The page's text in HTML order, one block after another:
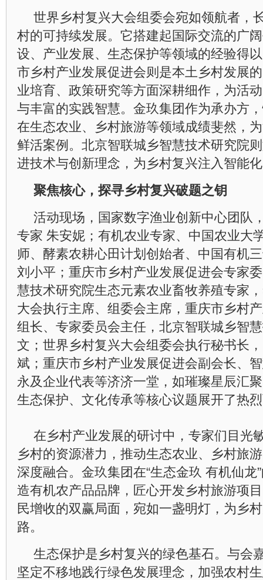
世界乡村复兴大会组委会宛如领航者，
村的可持续发展。它搭建起国际交流的广
设、产业发展、生态保护等领域的经验得
市乡村产业发展促进会则是本土乡村发展
业培育、政策研究等方面深耕细作，为活
与丰富的实践智慧。金玖集团作为承办方
在生态农业、乡村旅游等领域成绩斐然，
鲜活案例。北京智联城乡智慧技术研究院
进技术与创新理念，为乡村复兴注入智能
聚焦核心，探寻乡村复兴破题之钥
活动现场，国家数字渔业创新中心团队
专家 朱安妮；有机农业专家、中国农业大
师、酵素农耕心田计划创始者、中国有机
刘小平；重庆市乡村产业发展促进会专家
慧技术研究院生态元素农业畜牧养殖专家
大会执行主席、组委会主席，重庆市乡村
组长、专家委员会主任，北京智联城乡智
文；世界乡村复兴大会组委会执行秘书长
斌；重庆市乡村产业发展促进会副会长、
永及企业代表等济济一堂，如璀璨星辰汇
生态保护、文化传承等核心议题展开了热
在乡村产业发展的研讨中，专家们目光
乡村的资源潜力，推动生态农业、乡村旅
深度融合。金玖集团在“生态金玖 有机仙龙
造有机农产品品牌，匠心开发乡村旅游项
民增收的双赢局面，宛如一盏明灯，为乡
路。
生态保护是乡村复兴的绿色基石。与会
坚定不移地践行绿色发展理念，加强农村